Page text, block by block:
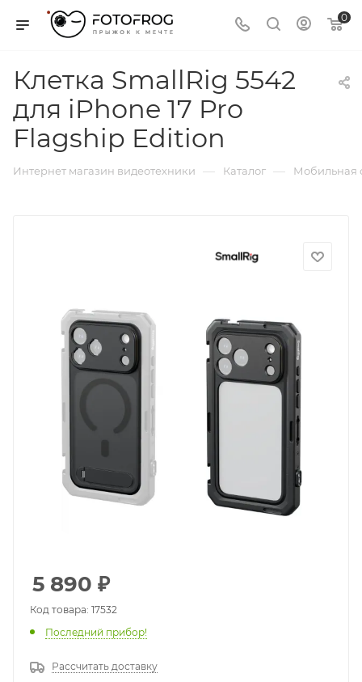
0
Клетка SmallRig 5542
для iPhone 17 Pro
Flagship Edition
Интернет магазин видеотехники — Каталог — Мобильная
5 890 ₽
Код товара: 17532
Последний прибор!
Рассчитать доставку